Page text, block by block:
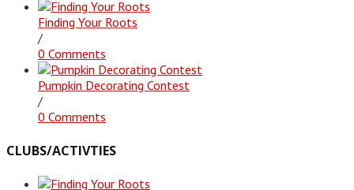
Finding Your Roots
/
0 Comments
Pumpkin Decorating Contest
/
0 Comments
CLUBS/ACTIVTIES